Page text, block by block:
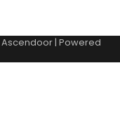
Ascendoor | Powered